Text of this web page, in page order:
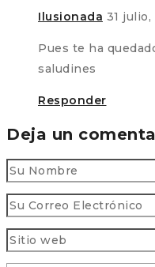
Ilusionada 31 julio,
Pues te ha
saludines
Responder
Deja un